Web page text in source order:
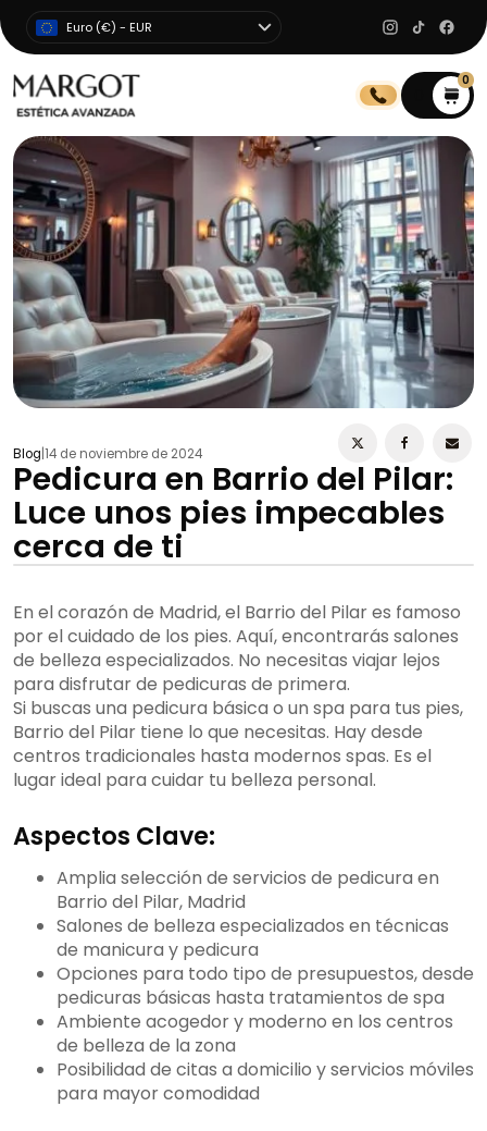
Euro (€) - EUR
0
Blog 14 de noviembre de 2024
Pedicura en Barrio del Pilar:
Luce unos pies impecables
cerca de ti
En el corazón de Madrid, el Barrio del Pilar es famoso
por el cuidado de los pies. Aquí, encontrarás salones
de belleza especializados. No necesitas viajar lejos
para disfrutar de pedicuras de primera.
Si buscas una pedicura básica o un spa para tus pies,
Barrio del Pilar tiene lo que necesitas. Hay desde
centros tradicionales hasta modernos spas. Es el
lugar ideal para cuidar tu belleza personal.
Aspectos Clave:
Amplia selección de servicios de pedicura en
Barrio del Pilar, Madrid
Salones de belleza especializados en técnicas
de manicura y pedicura
Opciones para todo tipo de presupuestos, desde
pedicuras básicas hasta tratamientos de spa
Ambiente acogedor y moderno en los centros
de belleza de la zona
Posibilidad de citas a domicilio y servicios móviles
para mayor comodidad